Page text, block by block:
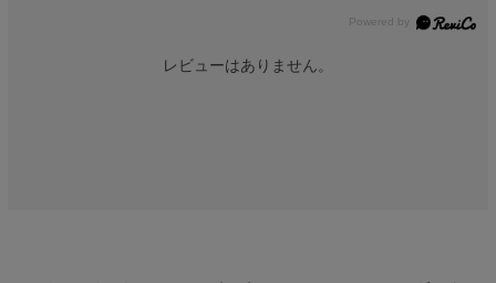
レビューはありません。